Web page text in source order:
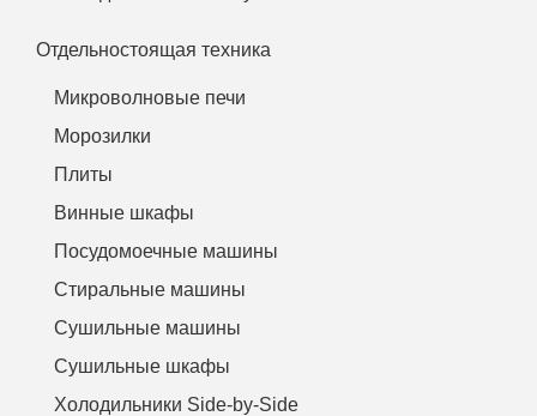
Отдельностоящая техника
Микроволновые печи
Морозилки
Плиты
Винные шкафы
Посудомоечные машины
Стиральные машины
Сушильные машины
Сушильные шкафы
Холодильники Side-by-Side